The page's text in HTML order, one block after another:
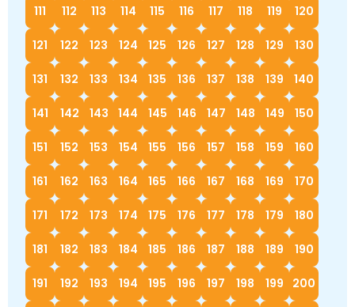
111 112 113 114 115 116 117 118 119 120
121 122 123 124 125 126 127 128 129 130
131 132 133 134 135 136 137 138 139 140
141 142 143 144 145 146 147 148 149 150
151 152 153 154 155 156 157 158 159 160
161 162 163 164 165 166 167 168 169 170
171 172 173 174 175 176 177 178 179 180
181 182 183 184 185 186 187 188 189 190
191 192 193 194 195 196 197 198 199 200